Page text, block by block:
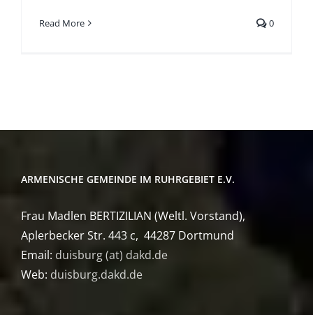
Read More 0
ARMENISCHE GEMEINDE IM RUHRGEBIET E.V.
Frau Madlen BERTIZILIAN (Weltl. Vorstand),
Aplerbecker Str. 443 c, 44287 Dortmund
Email: duisburg (at) dakd.de
Web: duisburg.dakd.de